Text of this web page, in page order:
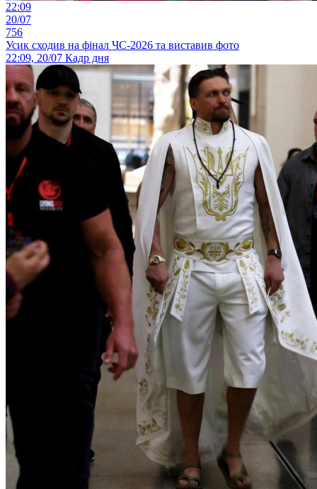
22:09
20/07
756
Усик сходив на фінал ЧС-2026 та виставив фото
22:09, 20/07 Кадр дня